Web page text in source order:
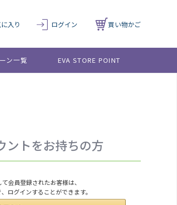
入り ログイン 買い物かご
ン一覧 EVA STORE POINT
ントをお持ちの方
会員登録されたお客様は、
ログインすることができます。